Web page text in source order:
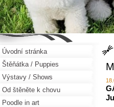
Úvodní stránka
Štěňátka / Puppies
Výstavy / Shows
Od štěněte k chovu
Poodle in art